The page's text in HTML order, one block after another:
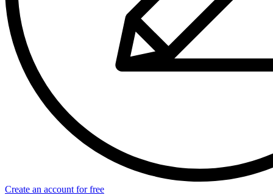
Create an account for free